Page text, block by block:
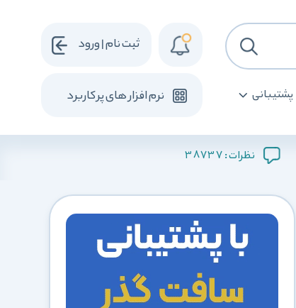
پشتیبانی نرم افزار های پرکاربرد
ثبت نام | ورود
نظرات :38737